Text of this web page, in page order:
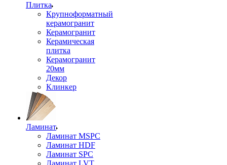
Плитка
Крупноформатный
керамогранит
Керамогранит
Керамическая
плитка
Керамогранит
20мм
Декор
Клинкер
Ламинат
Ламинат MSPC
Ламинат HDF
Ламинат SPC
Ламинат LVT